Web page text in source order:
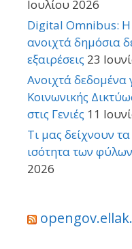
Ιουλίου 2026
Digital Omnibus: Η
ανοιχτά δημόσια
εξαιρέσεις 23
Ανοιχτά
Κοινωνικής
στις Γενιές 11
Τι μας δείχνουν
ισότητα των
2026